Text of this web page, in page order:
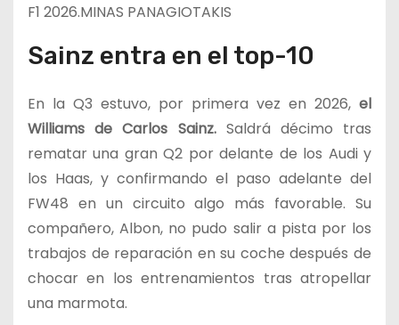
F1 2026.MINAS PANAGIOTAKIS
Sainz entra en el top-10
En la Q3 estuvo, por primera vez en 2026, el
Williams de Carlos Sainz.Saldrá décimo tras
rematar una gran Q2 por delante de los Audi y
los Haas, y confirmando el paso adelante del
FW48 en un circuito algo más favorable. Su
compañero, Albon, no pudo salir a pista por los
trabajos de reparación en su coche después de
chocar en los entrenamientos tras atropellar
una marmota.